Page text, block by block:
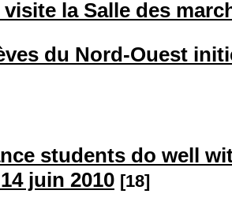
la Salle des
du Nord-Ouest
students do well
juin 2010 [18]